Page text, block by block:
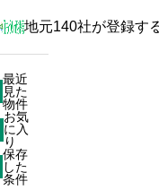
地元140社が登録す
最近
見た
物件
お気
に入
り
保存
した
条件